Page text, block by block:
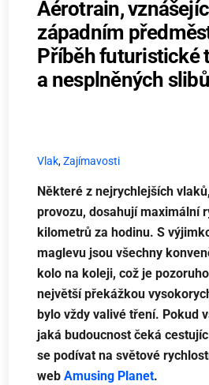
Aérotrain,
západním
Příběh futuristické
a nesplněných slibů
Vlak,Zajímavosti
Některé z nejrychlejších
provozu, dosahují maximální
kilometrů za hodinu. S
maglevu jsou všechny
kolo na koleji, což je
největší překážkou
bylo vždy valivé tření. Pokud
jaká budoucnost čeká
se podívat na světové
webAmusing Planet.